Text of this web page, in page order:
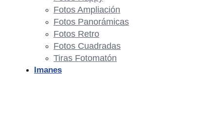
Fotos Ampliación
Fotos Panorámicas
Fotos Retro
Fotos Cuadradas
Tiras Fotomatón
Imanes